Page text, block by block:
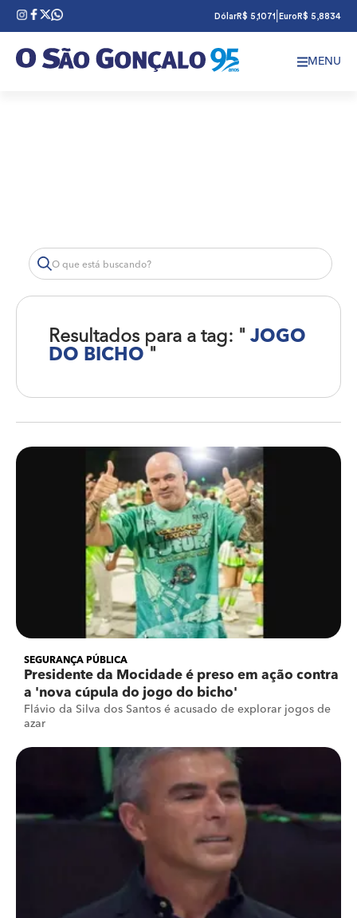
DólarR$ 5,1071 Euro R$ 5,8834
MENU
Resultados para a tag: " JOGO
DO BICHO "
SEGURANÇA PÚBLICA
Presidente da Mocidade é preso em ação contra
a 'nova cúpula do jogo do bicho'
Flávio da Silva dos Santos é acusado de explorar jogos de
azar